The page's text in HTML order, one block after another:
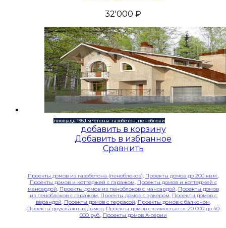
32'000 ₽
площадь: 196,1 м²стены: газобетон, пеноблоки
добавить в корзину
Добавить в избранное
Сравнить
Проекты домов из газобетона (пеноблоков) Проекты домов до 200 кв.м.
Проекты домов и коттеджей с гаражом Проекты домов и коттеджей с
мансардой Проекты домов из пеноблоков с мансардой Проекты домов
из пеноблоков с гаражом Проекты домов с эркером Проекты домов с
верандой Проекты домов с террасой Проекты домов с балконом
Проекты двухэтажных домов, Проекты домов стоимостью от 20 000 до 40
000 руб.
Проекты домов A-серии